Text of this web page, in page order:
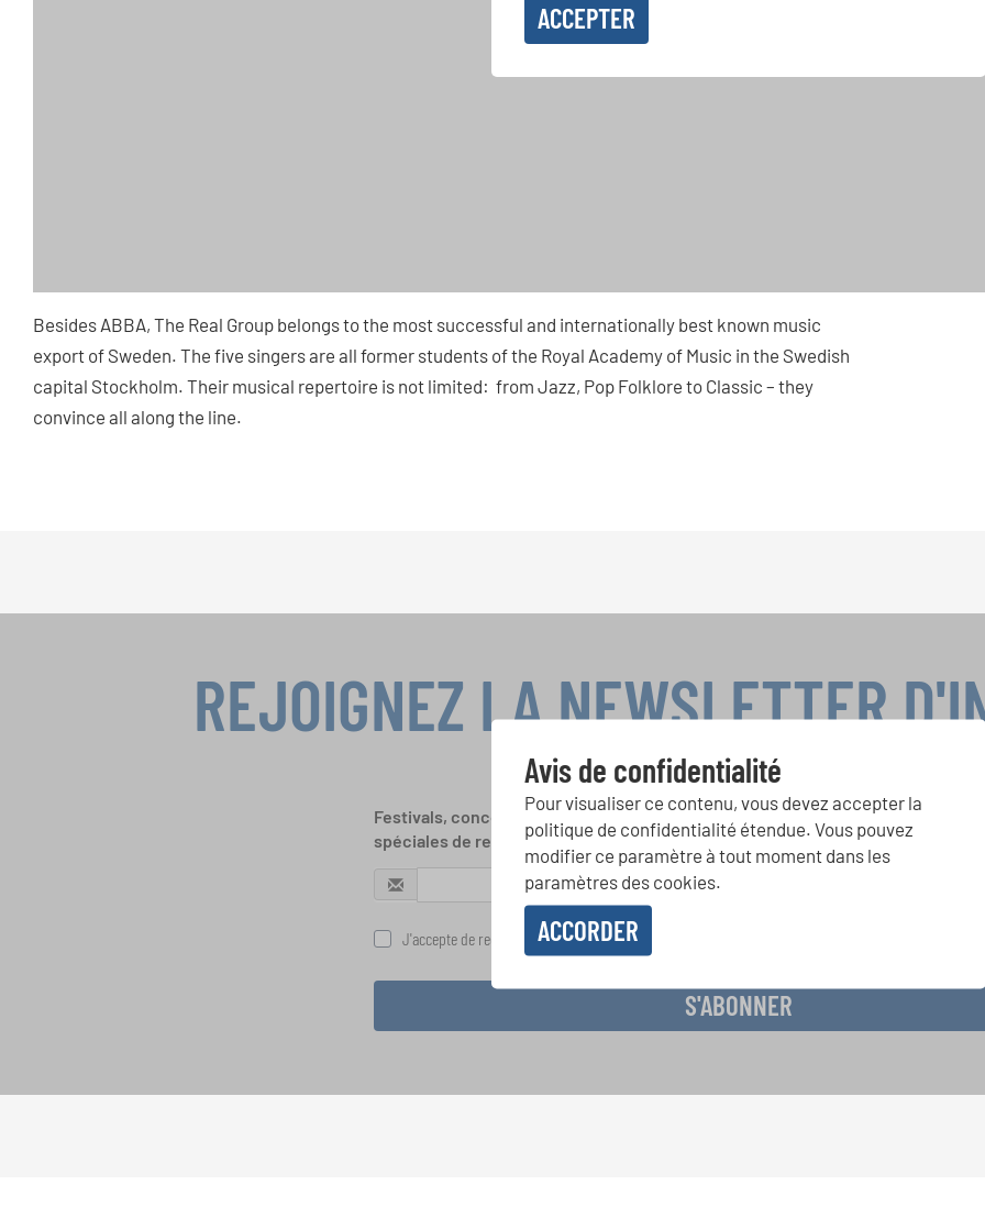
ACCEPTER
Besides ABBA, The Real Group belongs to the most successful and internationally best known music
export of Sweden. The five singers are all former students of the Royal Academy of Music in the Swedish
capital Stockholm. Their musical repertoire is not limited: from Jazz, Pop Folklore to Classic – they
convince all along the line.
Avis de confidentialité
Pour visualiser ce contenu, vous devez accepter la
politique de confidentialité étendue. Vous pouvez
modifier ce paramètre à tout moment dans les
paramètres des cookies.
ACCORDER
REJOIGNEZ LA NEWSLETTER
Festivals, concours de chorales, projets de chant: Apprenez-en plus sur les
spéciales de représentation grâce au bulletin d'information gratuit
J'accepte de recevoir le bulletin d'information et j'accepte les déclaration sur la protection des
S'ABONNER